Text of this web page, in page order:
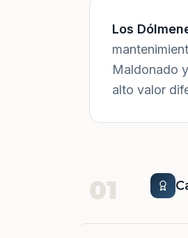
Los
Maldonado
alto valor
01